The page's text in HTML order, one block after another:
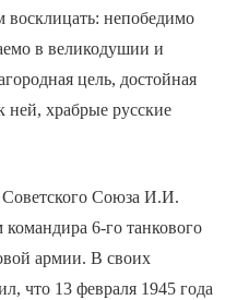
восклицать: непобедимо
в великодушии и
цель, достойная
ней, храбрые русские
Союза И.И.
6-го танкового
армии. В своих
что 13 февраля 1945 года